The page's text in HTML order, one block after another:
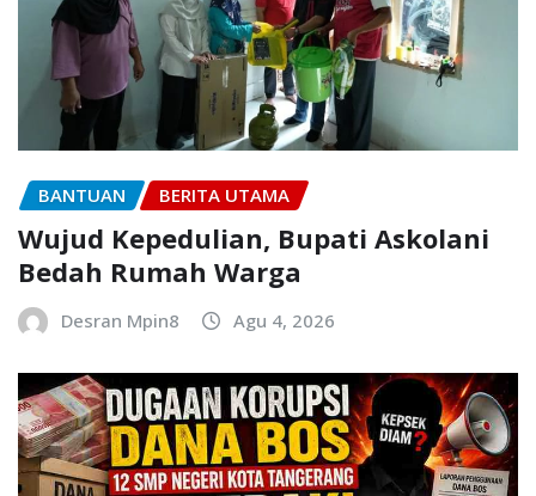
BANTUAN BERITA UTAMA
Wujud Kepedulian, Bupati Askolani
Bedah Rumah Warga
Desran Mpin8 Agu 4, 2026